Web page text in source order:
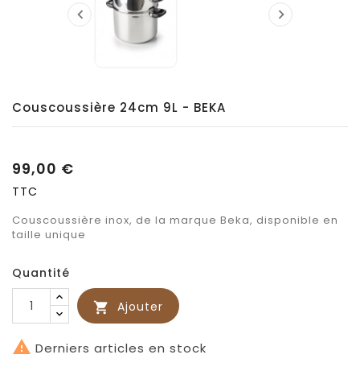
 
Couscoussière 24cm 9L - BEKA
99,00 €
TTC
Couscoussière inox, de la marque Beka, disponible en
taille unique
Quantité
 Ajouter
 Derniers articles en stock